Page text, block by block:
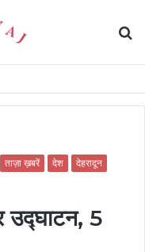
ताज़ा ख़बरें देश
देहरादून
उद्घाटन, 5